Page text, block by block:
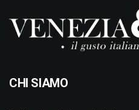
CHI SIAMO